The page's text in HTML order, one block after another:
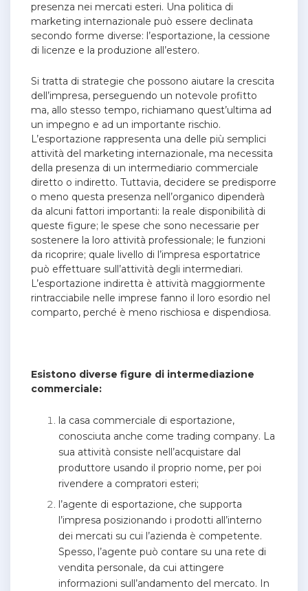
presenza nei mercati esteri. Una politica di
marketing internazionale può essere declinata
secondo forme diverse: l’esportazione, la cessione
di licenze e la produzione all’estero.
Si tratta di strategie che possono aiutare la crescita
dell’impresa, perseguendo un notevole profitto
ma, allo stesso tempo, richiamano quest’ultima ad
un impegno e ad un importante rischio.
L’esportazione rappresenta una delle più semplici
attività del marketing internazionale, ma necessita
della presenza di un intermediario commerciale
diretto o indiretto. Tuttavia, decidere se predisporre
o meno questa presenza nell’organico dipenderà
da alcuni fattori importanti: la reale disponibilità di
queste figure; le spese che sono necessarie per
sostenere la loro attività professionale; le funzioni
da ricoprire; quale livello di l’impresa esportatrice
può effettuare sull’attività degli intermediari.
L’esportazione indiretta è attività maggiormente
rintracciabile nelle imprese fanno il loro esordio nel
comparto, perché è meno rischiosa e dispendiosa.
Esistono diverse figure di intermediazione
commerciale:
la casa commerciale di esportazione,
conosciuta anche come trading company. La
sua attività consiste nell’acquistare dal
produttore usando il proprio nome, per poi
rivendere a compratori esteri;
l’agente di esportazione, che supporta
l’impresa posizionando i prodotti all’interno
dei mercati su cui l’azienda è competente.
Spesso, l’agente può contare su una rete di
vendita personale, da cui attingere
informazioni sull’andamento del mercato. In